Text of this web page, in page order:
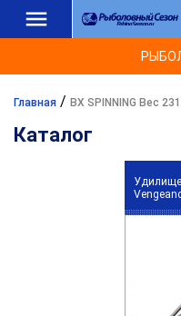
Главная / BX SPINNING Вес
Каталог